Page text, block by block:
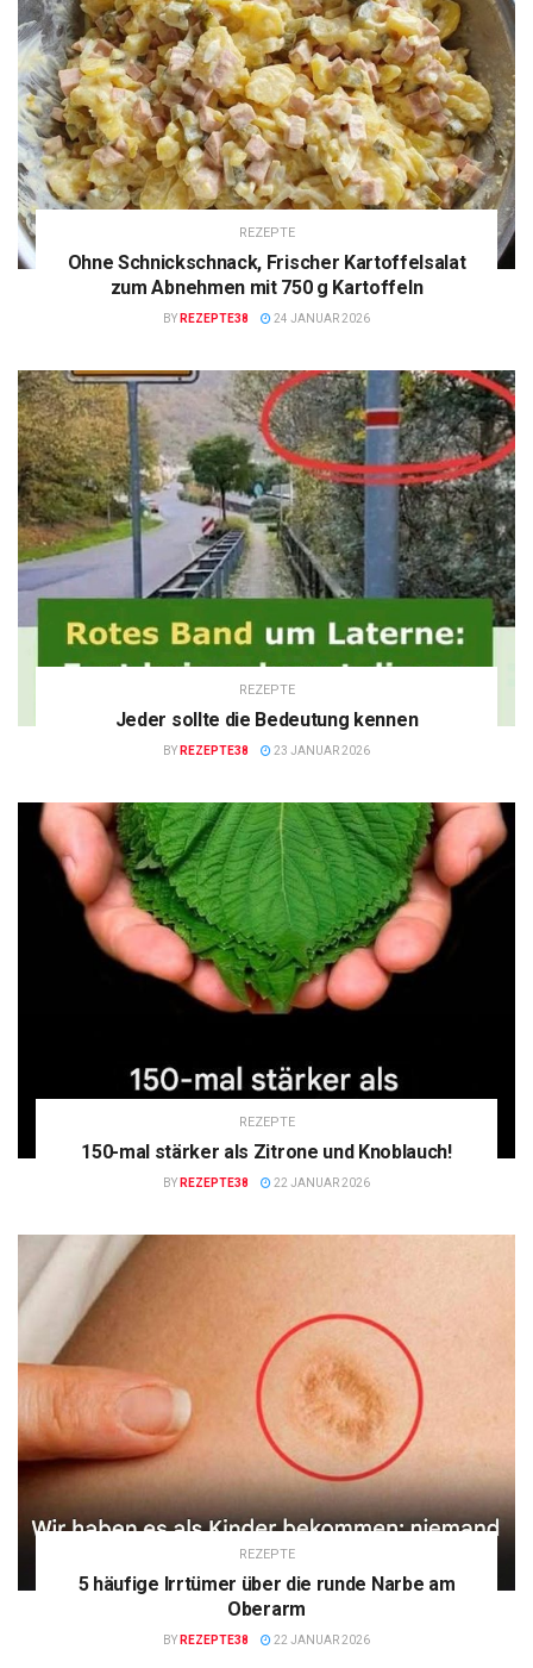
REZEPTE
Ohne Schnickschnack, Frischer Kartoffelsalat
zum Abnehmen mit 750 g Kartoffeln
BY REZEPTE38 24 JANUAR 2026
REZEPTE
Jeder sollte die Bedeutung kennen
BY REZEPTE38 23 JANUAR 2026
REZEPTE
150-mal stärker als Zitrone und Knoblauch!
BY REZEPTE38 22 JANUAR 2026
REZEPTE
5 häufige Irrtümer über die runde Narbe am
Oberarm
BY REZEPTE38 22 JANUAR 2026